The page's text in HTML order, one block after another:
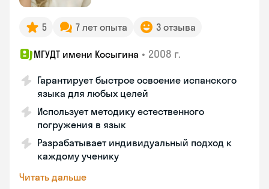
5 7 лет опыта 3 отзыва
МГУДТ имени Косыгина • 2008 г.
Гарантирует быстрое освоение испанского
языка для любых целей
Использует методику естественного
погружения в язык
Разрабатывает индивидуальный подход к
каждому ученику
Читать дальше